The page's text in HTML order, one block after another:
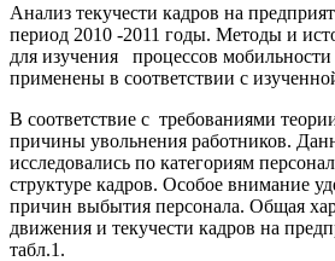
Анализ текучести кадров на
период 2010 -2011 годы. Методы и
для изучения процессов
применены в соответствии с
В соответствие с требованиями
причины увольнения работников.
исследовались по категориям
структуре кадров. Особое внимание
причин выбытия персонала. Общая
движения и текучести кадров на
табл.1.